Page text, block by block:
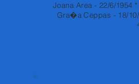
Joana Area - 22/6/1954
Gra�a Ceppas - 18/